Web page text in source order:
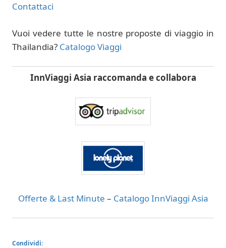
Contattaci
Vuoi vedere tutte le nostre proposte di viaggio in
Thailandia? Catalogo Viaggi
InnViaggi Asia raccomanda e collabora
Offerte & Last Minute – Catalogo InnViaggi Asia
Condividi: